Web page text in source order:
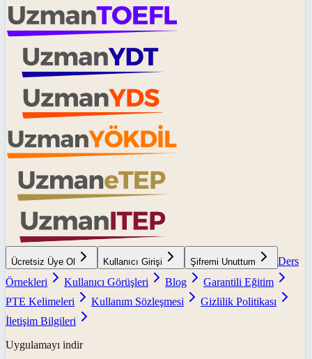
Ücretsiz Üye Ol Kullanıcı Girişi Şifremi Unuttum
Ders
Örnekleri
Kullanıcı Görüşleri Blog
Garantili Eğitim
PTE Kelimeleri
Kullanım Sözleşmesi
Gizlilik Politikası
İletişim Bilgileri
Uygulamayı indir